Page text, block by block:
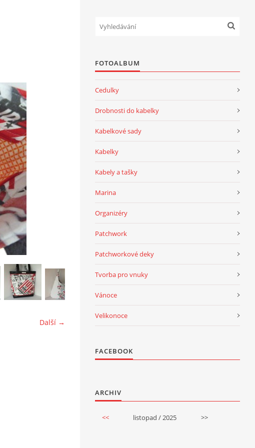
Další →
FOTOALBUM
Cedulky
Drobnosti do kabelky
Kabelkové sady
Kabelky
Kabely a tašky
Marina
Organizéry
Patchwork
Patchworkové deky
Tvorba pro vnuky
Vánoce
Velikonoce
FACEBOOK
ARCHIV
<< listopad / 2025 >>